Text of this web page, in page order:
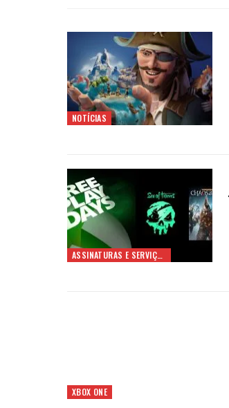
NOTÍCIAS
ASSINATURAS E SERVIÇOS
XBOX ONE